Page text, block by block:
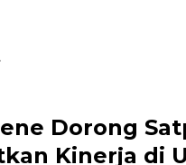
Dorong
Kinerja di